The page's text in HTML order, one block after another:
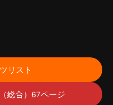
リスト
総合）67ページ